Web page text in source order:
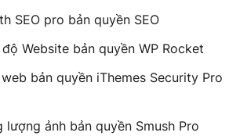
SEO pro bản quyền SEO
Website bản quyền WP Rocket
bản quyền iThemes Security Pro
lượng ảnh bản quyền Smush Pro